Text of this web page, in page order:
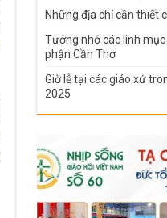
Những địa chỉ cần thiết
Tưởng nhớ các linh mục
phận Cần Thơ
Giờ lễ tại các giáo xứ
2025